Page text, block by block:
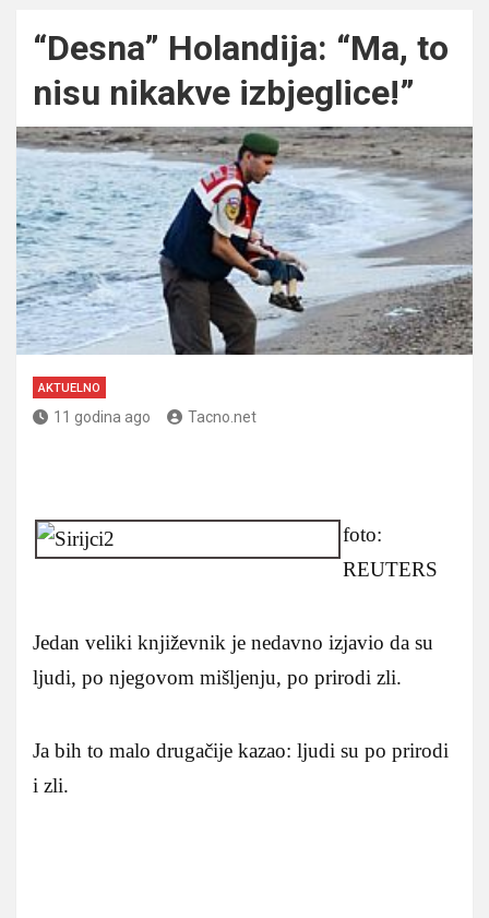
“Desna” Holandija: “Ma, to
nisu nikakve izbjeglice!”
AKTUELNO
11 godina ago Tacno.net
foto:
REUTERS
Jedan veliki književnik je nedavno izjavio da su
ljudi, po njegovom mišljenju, po prirodi zli.
Ja bih to malo drugačije kazao: ljudi su po prirodi
i zli.